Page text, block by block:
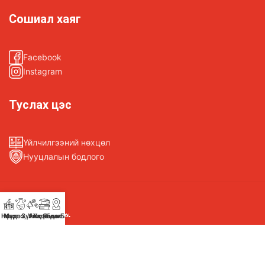
Сошиал хаяг
Facebook
Instagram
Туслах цэс
Үйлчилгээний нөхцөл
Нууцлалын бодлого
Нүүр
Үнэт Зүйл
Мэдээ, Үйл Явдал
Академик
Холбоо Барих